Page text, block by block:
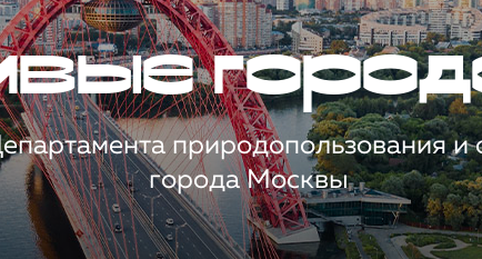
природопользования
города Москвы